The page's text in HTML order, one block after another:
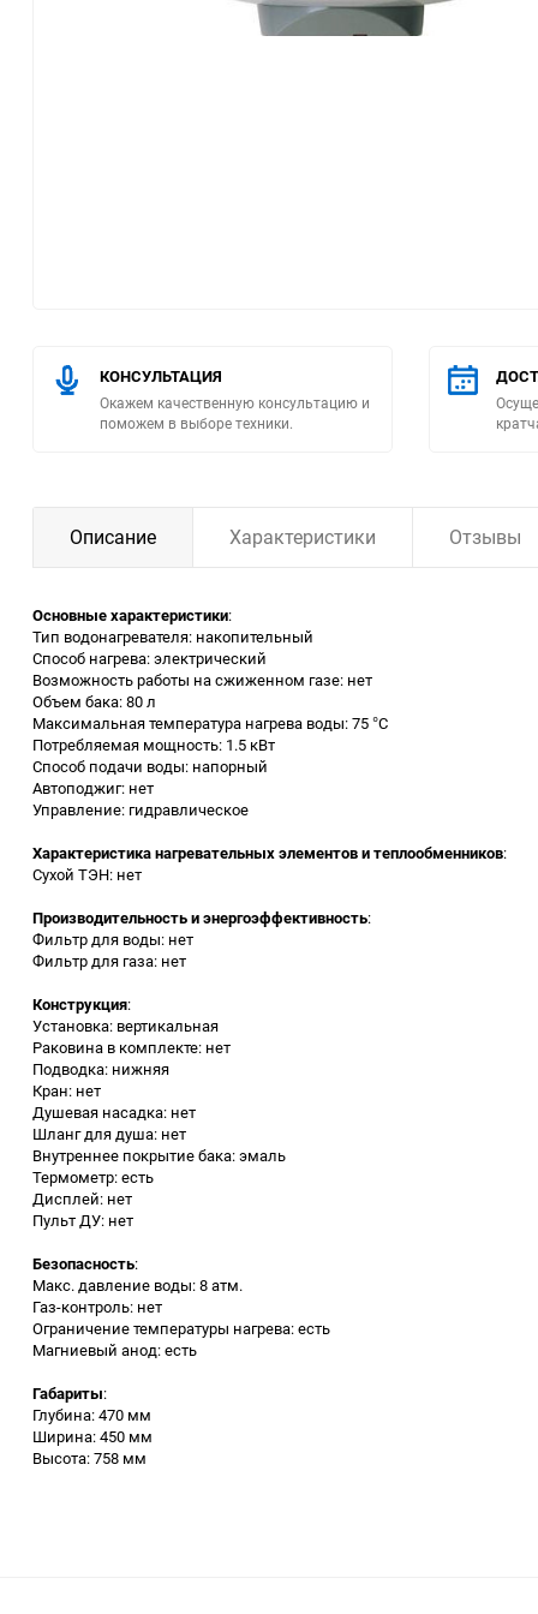
Климатическая техника
Измерительный
Измерительное
оборудование
Дровоколы
Грузоподъемное
оборудование
Гидроаккумуляторы и
расширительные баки
Вытяжная вентиляция
Вибротехника
Бензоинструмент
Аккумуляторный
инструмент
КОНСУЛЬТАЦИЯ
Окажем качественную консультацию и
поможем в выборе техники.
Описание Характеристики Отзывы
Основные характеристики:
Тип водонагревателя: накопительный
Способ нагрева: электрический
Возможность работы на сжиженном газе: нет
Объем бака: 80 л
Максимальная температура нагрева воды: 75 °С
Потребляемая мощность: 1.5 кВт
Способ подачи воды: напорный
Автоподжиг: нет
Управление: гидравлическое
Характеристика нагревательных элементов и теплообменников:
Сухой ТЭН: нет
Производительность и энергоэффективность:
Фильтр для воды: нет
Фильтр для газа: нет
Конструкция:
Установка: вертикальная
Раковина в комплекте: нет
Подводка: нижняя
Кран: нет
Душевая насадка: нет
Шланг для душа: нет
Внутреннее покрытие бака: эмаль
Термометр: есть
Дисплей: нет
Пульт ДУ: нет
Безопасность:
Макс. давление воды: 8 атм.
Газ-контроль: нет
Ограничение температуры нагрева: есть
Магниевый анод: есть
Габариты:
Глубина: 470 мм
Ширина: 450 мм
Высота: 758 мм